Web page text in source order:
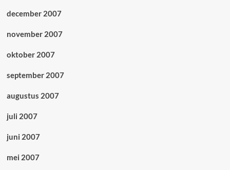
december 2007
november 2007
oktober 2007
september 2007
augustus 2007
juli 2007
juni 2007
mei 2007